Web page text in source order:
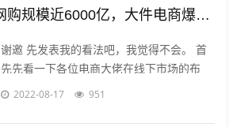
昨天电商:仅家电网购规模近6000亿，大件电商爆发能催生出一批快运巨头吗？
谢邀 先发表我的看法吧，我觉得不会。 首
先先看一下各位电商大佬在线下市场的布
局，比如，淘宝进入农村市场覆盖3万个网
2022-08-17 951